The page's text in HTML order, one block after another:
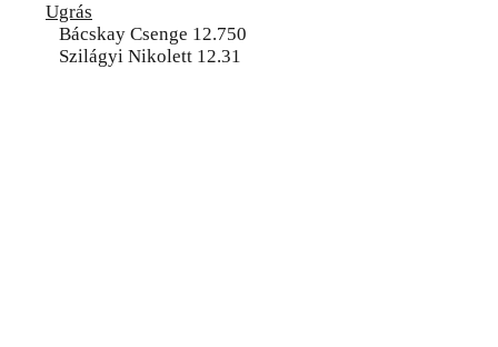
Ugrás
Bácskay Csenge 12.750
Szilágyi Nikolett 12.31